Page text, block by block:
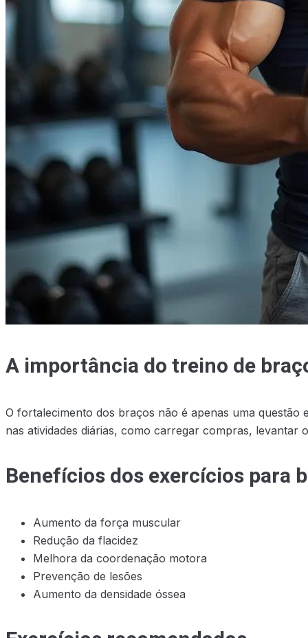
A importância do treino de
O fortalecimento dos braços não é apenas uma questão
nas atividades diárias, como carregar compras, levantar
Benefícios dos exercícios para
Aumento da força muscular
Redução da flacidez
Melhora da coordenação motora
Prevenção de lesões
Aumento da densidade óssea